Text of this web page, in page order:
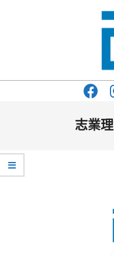
017
一
起
志業